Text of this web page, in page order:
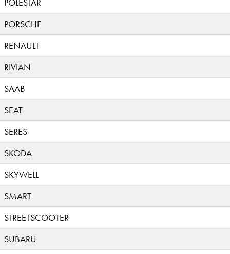
POLESTAR
PORSCHE
RENAULT
RIVIAN
SAAB
SEAT
SERES
SKODA
SKYWELL
SMART
STREETSCOOTER
SUBARU